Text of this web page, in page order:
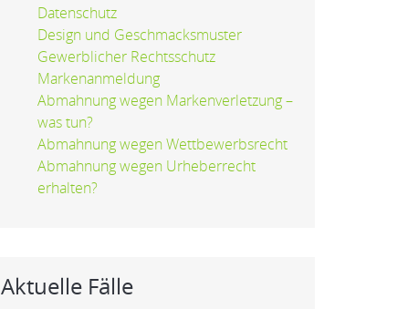
Datenschutz
Design und Geschmacksmuster
Gewerblicher Rechtsschutz
Markenanmeldung
Abmahnung wegen Markenverletzung –
was tun?
Abmahnung wegen Wettbewerbsrecht
Abmahnung wegen Urheberrecht
erhalten?
Aktuelle Fälle